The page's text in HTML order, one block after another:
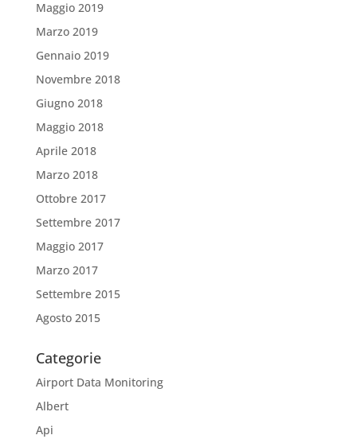
Maggio 2019
Marzo 2019
Gennaio 2019
Novembre 2018
Giugno 2018
Maggio 2018
Aprile 2018
Marzo 2018
Ottobre 2017
Settembre 2017
Maggio 2017
Marzo 2017
Settembre 2015
Agosto 2015
Categorie
Airport Data Monitoring
Albert
Api